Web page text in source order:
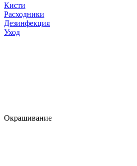
Кисти
Расходники
Дезинфекция
Уход
Окрашивание